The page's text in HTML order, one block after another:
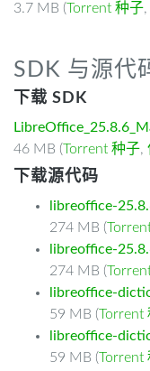
3.7 MB (Torrent 种子,
SDK 与源代
下载 SDK
46 MB (Torrent 种子,
下载源代码
libreoffice-
274 MB (
libreoffice-
274 MB (
libreoffice-
59 MB (Torrent
libreoffice-
59 MB (Torrent